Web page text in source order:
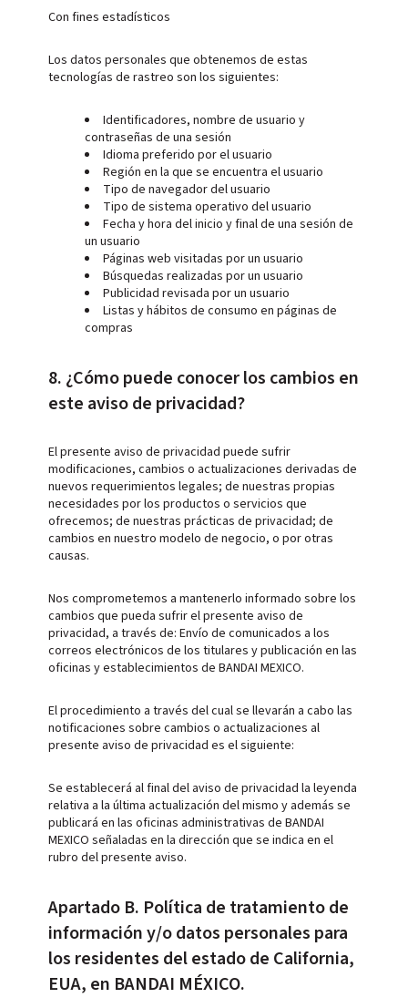
Con fines estadísticos
Los datos personales que obtenemos de estas
tecnologías de rastreo son los siguientes:
Identificadores, nombre de usuario y
contraseñas de una sesión
Idioma preferido por el usuario
Región en la que se encuentra el usuario
Tipo de navegador del usuario
Tipo de sistema operativo del usuario
Fecha y hora del inicio y final de una sesión de
un usuario
Páginas web visitadas por un usuario
Búsquedas realizadas por un usuario
Publicidad revisada por un usuario
Listas y hábitos de consumo en páginas de
compras
8. ¿Cómo puede conocer los cambios en
este aviso de privacidad?
El presente aviso de privacidad puede sufrir
modificaciones, cambios o actualizaciones derivadas de
nuevos requerimientos legales; de nuestras propias
necesidades por los productos o servicios que
ofrecemos; de nuestras prácticas de privacidad; de
cambios en nuestro modelo de negocio, o por otras
causas.
Nos comprometemos a mantenerlo informado sobre los
cambios que pueda sufrir el presente aviso de
privacidad, a través de: Envío de comunicados a los
correos electrónicos de los titulares y publicación en las
oficinas y establecimientos de BANDAI MEXICO.
El procedimiento a través del cual se llevarán a cabo las
notificaciones sobre cambios o actualizaciones al
presente aviso de privacidad es el siguiente:
Se establecerá al final del aviso de privacidad la leyenda
relativa a la última actualización del mismo y además se
publicará en las oficinas administrativas de BANDAI
MEXICO señaladas en la dirección que se indica en el
rubro del presente aviso.
Apartado B. Política de tratamiento de
información y/o datos personales para
los residentes del estado de California,
EUA, en BANDAI MÉXICO.